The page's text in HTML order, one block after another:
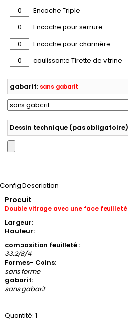
Encoche Triple
Encoche pour serrure
Encoche pour charnière
coulissante Tirette de vitrine
gabarit: sans gabarit
Dessin technique (pas obligatoire)
Config Description
Produit
Double vitrage avec une face feuilleté
Largeur:
Hauteur:
composition feuilleté :
33.2/8/4
Formes- Coins:
sans forme
gabarit:
sans gabarit
Quantité: 1